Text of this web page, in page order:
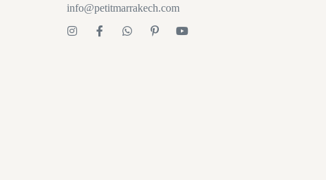
info@petitmarrakech.com